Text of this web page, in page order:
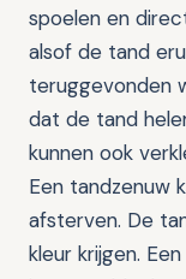
spoelen en
alsof de tand
teruggevonden
dat de tand
kunnen ook
Een tandzenuw
afsterven. De
kleur krijgen.